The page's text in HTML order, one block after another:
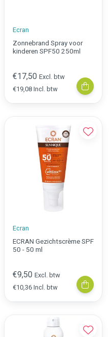
Ecran
Zonnebrand Spray voor
kinderen SPF50 250ml
€17,50 Excl. btw
€19,08 Incl. btw
Ecran
ECRAN Gezichtscrème SPF
50 - 50 ml
€9,50 Excl. btw
€10,36 Incl. btw